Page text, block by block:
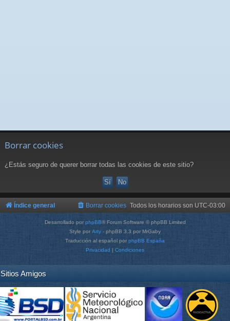
Borrar cookies
¿Estás seguro de querer borrar todas las cookies de este sitio?
Índice general Todos los horarios son UTC-03:00
Borrar cookies
Desarrollado porphpBB® Forum Software © phpBB Limited
Style por Arty - phpBB 3.3 por MrGaby
Traducción al español por phpBB España
Privacidad | Condiciones
Sitios Amigos